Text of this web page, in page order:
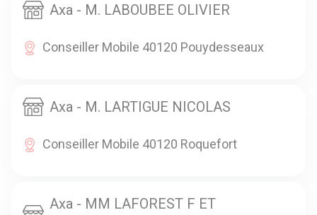
Axa - M. LABOUBEE OLIVIER
Conseiller Mobile 40120 Pouydesseaux
Axa - M. LARTIGUE NICOLAS
Conseiller Mobile 40120 Roquefort
Axa - MM LAFOREST F ET